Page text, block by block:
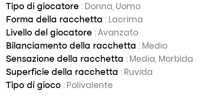
Tipo di giocatore : Donna, Uomo
Forma della racchetta : Lacrima
Livello del giocatore : Avanzato
Bilanciamento della racchetta : Medio
Sensazione della racchetta : Media, Morbida
Superficie della racchetta : Ruvida
Tipo di gioco : Polivalente